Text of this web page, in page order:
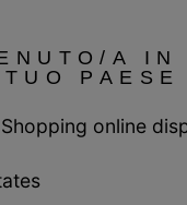
i diritti riservati.
Impressum Public CBCR
A IN
Shopping online